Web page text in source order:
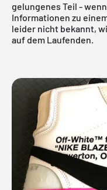
gelungenes Teil -
Informationen zu
leider nicht bekannt,
auf dem Laufenden.